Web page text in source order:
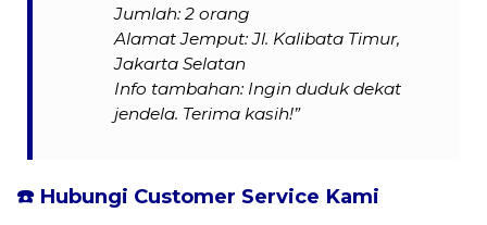
Jumlah: 2 orang
Alamat Jemput: Jl. Kalibata Timur,
Jakarta Selatan
Info tambahan: Ingin duduk dekat
jendela. Terima kasih!”
☎️ Hubungi Customer Service Kami